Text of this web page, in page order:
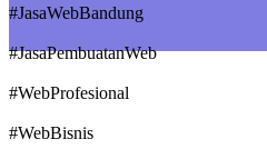
#JasaWebBandung
#JasaPembuatanWeb
#WebProfesional
#WebBisnis